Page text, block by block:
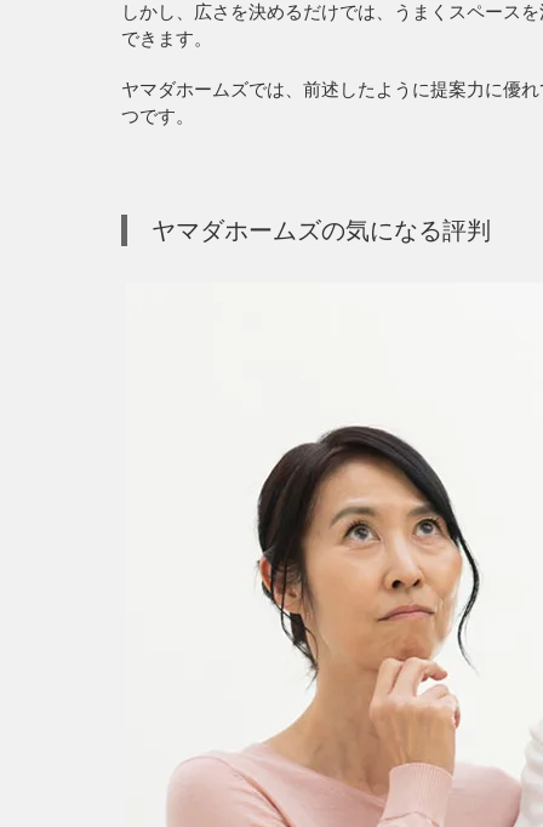
しかし、広さを決めるだけでは、うまくスペース
できます。
ヤマダホームズでは、前述したように提案力に優
つです。
ヤマダホームズの気になる評判